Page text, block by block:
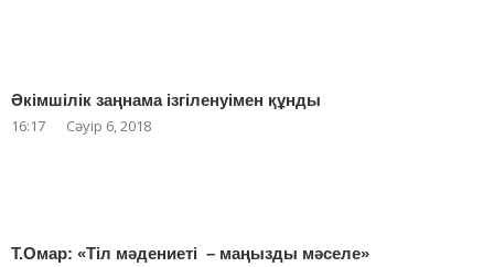
Әкімшілік заңнама ізгіленуімен құнды
16:17 Сәуір 6, 2018
Т.Омар: «Тіл мәдениеті – маңызды мәселе»